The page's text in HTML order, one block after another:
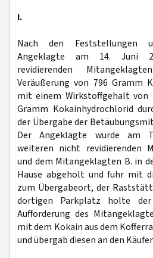
I.
Nach den Feststellungen
Angeklagte am 14. Juni
revidierenden
Veräußerung von 796 Gramm
mit einem Wirkstoffgehalt von
Gramm Kokainhydrochlorid
der Übergabe der
Der Angeklagte wurde am
weiteren nicht revidierenden
und dem Mitangeklagten B. in
Hause abgeholt und fuhr mit
zum Übergabeort, der
dortigen Parkplatz holte
Aufforderung des
mit dem Kokain aus dem
und übergab diesen an den Käufer.